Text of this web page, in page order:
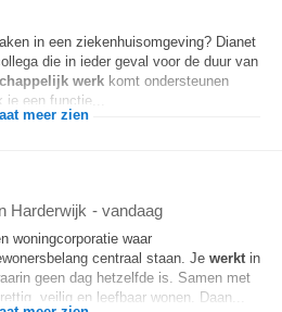
in een ziekenhuisomgeving? Dianet
die in ieder geval voor de duur van
werk komt ondersteunen
een functie...
meer zien
Harderwijk - vandaag
woningcorporatie waar
centraal staan. Je werkt in
geen dag hetzelfde is. Samen met
veilig en leefbaar wonen. Daan...